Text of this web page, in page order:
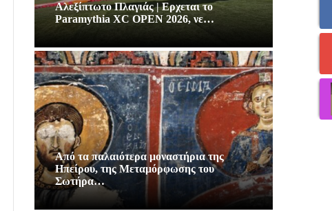
Αλεξίπτωτο Πλαγιάς | Ερχεται το
Paramythia XC OPEN 2026, νε…
Από τα παλαιότερα μοναστήρια της
Ηπείρου, της Μεταμόρφωσης του
Σωτήρα…